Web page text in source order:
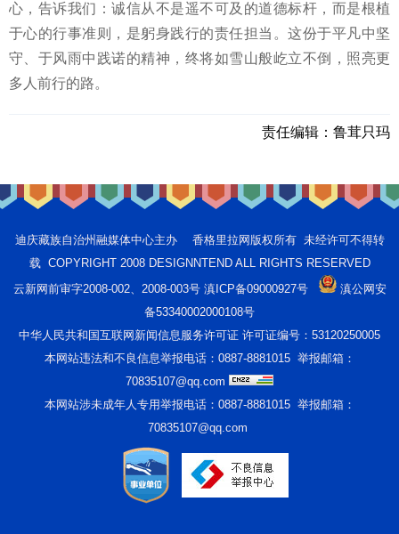
心，告诉我们：诚信从不是遥不可及的道德标杆，而是根植
于心的行事准则，是躬身践行的责任担当。这份于平凡中坚
守、于风雨中践诺的精神，终将如雪山般屹立不倒，照亮更
多人前行的路。
责任编辑： 鲁茸只玛
迪庆藏族自治州融媒体中心主办 香格里拉网版权所有 未经许可不得转
载 COPYRIGHT 2008 DESIGNNTEND ALL RIGHTS RESERVED
云新网前审字2008-002、2008-003号 滇ICP备09000927号
滇公网安
备53340002000108号
中华人民共和国互联网新闻信息服务许可证 许可证编号：53120250005
本网站违法和不良信息举报电话：0887-8881015 举报邮箱：
70835107@qq.com
本网站涉未成年人专用举报电话：0887-8881015 举报邮箱：
70835107@qq.com